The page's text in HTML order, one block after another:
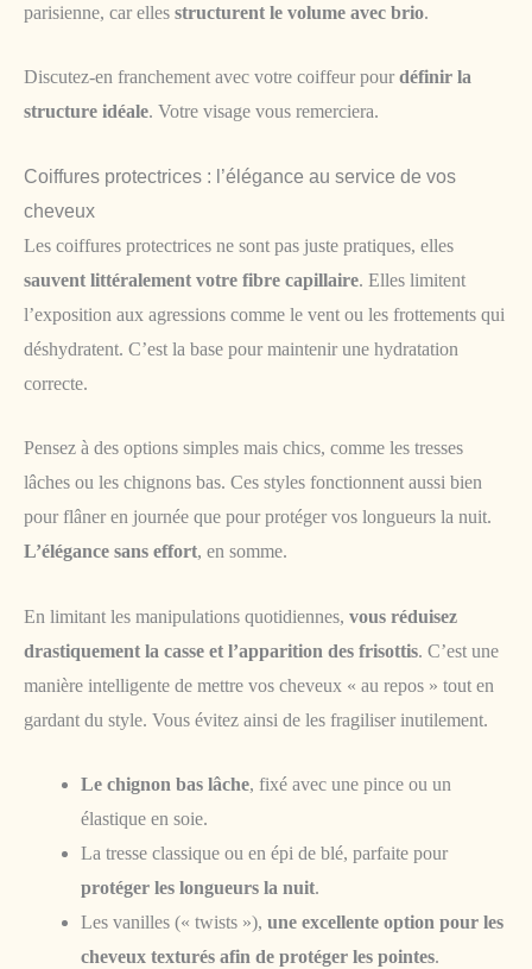
parisienne, car elles structurent le volume avec brio.
Discutez-en franchement avec votre coiffeur pour définir la
structure idéale. Votre visage vous remerciera.
Coiffures protectrices : l’élégance au service de vos
cheveux
Les coiffures protectrices ne sont pas juste pratiques, elles
sauvent littéralement votre fibre capillaire. Elles limitent
l’exposition aux agressions comme le vent ou les frottements qui
déshydratent. C’est la base pour maintenir une hydratation
correcte.
Pensez à des options simples mais chics, comme les tresses
lâches ou les chignons bas. Ces styles fonctionnent aussi bien
pour flâner en journée que pour protéger vos longueurs la nuit.
L’élégance sans effort, en somme.
En limitant les manipulations quotidiennes, vous réduisez
drastiquement la casse et l’apparition des frisottis. C’est une
manière intelligente de mettre vos cheveux « au repos » tout en
gardant du style. Vous évitez ainsi de les fragiliser inutilement.
Le chignon bas lâche, fixé avec une pince ou un
élastique en soie.
La tresse classique ou en épi de blé, parfaite pour
protéger les longueurs la nuit.
Les vanilles (« twists »), une excellente option pour les
cheveux texturés afin de protéger les pointes.